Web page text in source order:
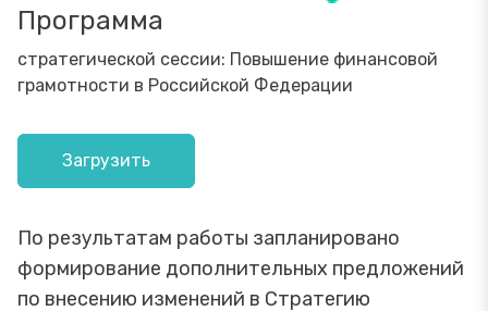
Программа
стратегической сессии: Повышение финансовой
грамотности в Российской Федерации
Загрузить
По результатам работы запланировано
формирование дополнительных предложений
по внесению изменений в Стратегию